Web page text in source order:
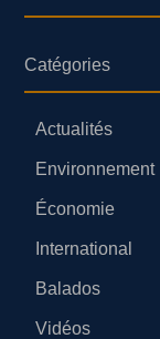
Catégories
Actualités
Environnement
Économie
International
Balados
Vidéos